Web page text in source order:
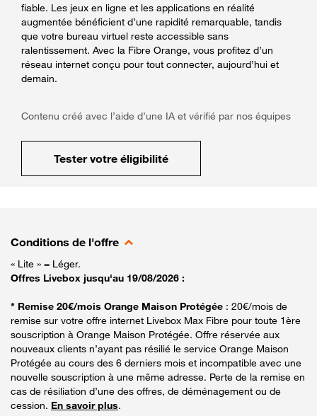
fiable. Les jeux en ligne et les applications en réalité
augmentée bénéficient d’une rapidité remarquable, tandis
que votre bureau virtuel reste accessible sans
ralentissement. Avec la Fibre Orange, vous profitez d’un
réseau internet conçu pour tout connecter, aujourd’hui et
demain.
Contenu créé avec l’aide d’une IA et vérifié par nos équipes
Tester votre éligibilité
Conditions de l'offre
« Lite » = Léger.
Offres Livebox jusqu'au 19/08/2026 :
* Remise 20€/mois Orange Maison Protégée : 20€/mois de
remise sur votre offre internet Livebox Max Fibre pour toute 1ère
souscription à Orange Maison Protégée. Offre réservée aux
nouveaux clients n’ayant pas résilié le service Orange Maison
Protégée au cours des 6 derniers mois et incompatible avec une
nouvelle souscription à une même adresse. Perte de la remise en
cas de résiliation d’une des offres, de déménagement ou de
cession. En savoir plus.